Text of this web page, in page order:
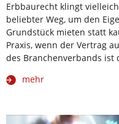
Erbbaurecht klingt
beliebter Weg, um den
Grundstück mieten statt
Praxis, wenn der Vertrag
des Branchenverbands ist
mehr